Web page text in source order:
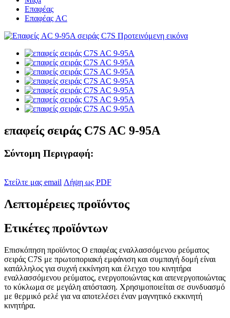
Επαφέας
Επαφέας AC
επαφείς σειράς C7S AC 9-95A
Σύντομη Περιγραφή:
Στείλτε μας email Λήψη ως PDF
Λεπτομέρειες προϊόντος
Ετικέτες προϊόντων
Επισκόπηση προϊόντος Ο επαφέας εναλλασσόμενου ρεύματος
σειράς C7S με πρωτοποριακή εμφάνιση και συμπαγή δομή είναι
κατάλληλος για συχνή εκκίνηση και έλεγχο του κινητήρα
εναλλασσόμενου ρεύματος, ενεργοποιώντας και απενεργοποιώντας
το κύκλωμα σε μεγάλη απόσταση. Χρησιμοποιείται σε συνδυασμό
με θερμικό ρελέ για να αποτελέσει έναν μαγνητικό εκκινητή
κινητήρα.